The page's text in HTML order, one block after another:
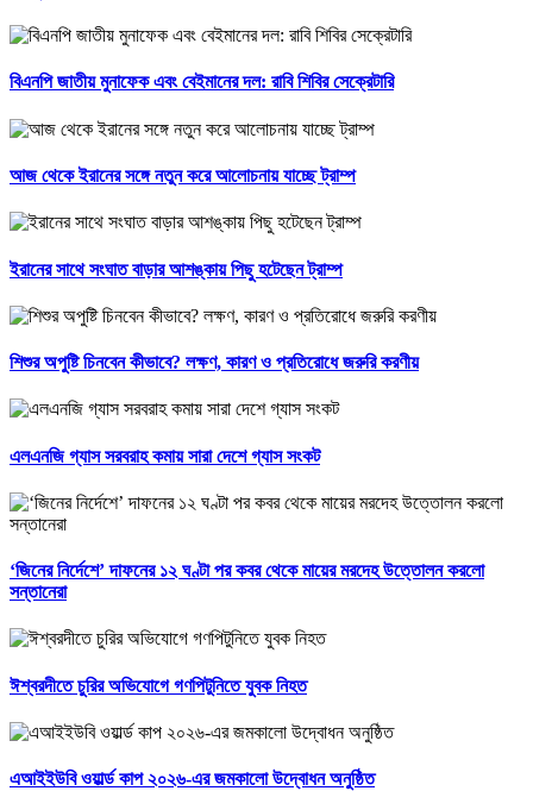
বিএনপি জাতীয় মুনাফেক এবং বেইমানের দল: রাবি শিবির সেক্রেটারি
আজ থেকে ইরানের সঙ্গে নতুন করে আলোচনায় যাচ্ছে ট্রাম্প
ইরানের সাথে সংঘাত বাড়ার আশঙ্কায় পিছু হটেছেন ট্রাম্প
শিশুর অপুষ্টি চিনবেন কীভাবে? লক্ষণ, কারণ ও প্রতিরোধে জরুরি করণীয়
এলএনজি গ্যাস সরবরাহ কমায় সারা দেশে গ্যাস সংকট
‘জিনের নির্দেশে’ দাফনের ১২ ঘণ্টা পর কবর থেকে মায়ের মরদেহ উত্তোলন করলো
সন্তানেরা
ঈশ্বরদীতে চুরির অভিযোগে গণপিটুনিতে যুবক নিহত
এআইইউবি ওয়ার্ল্ড কাপ ২০২৬-এর জমকালো উদ্বোধন অনুষ্ঠিত